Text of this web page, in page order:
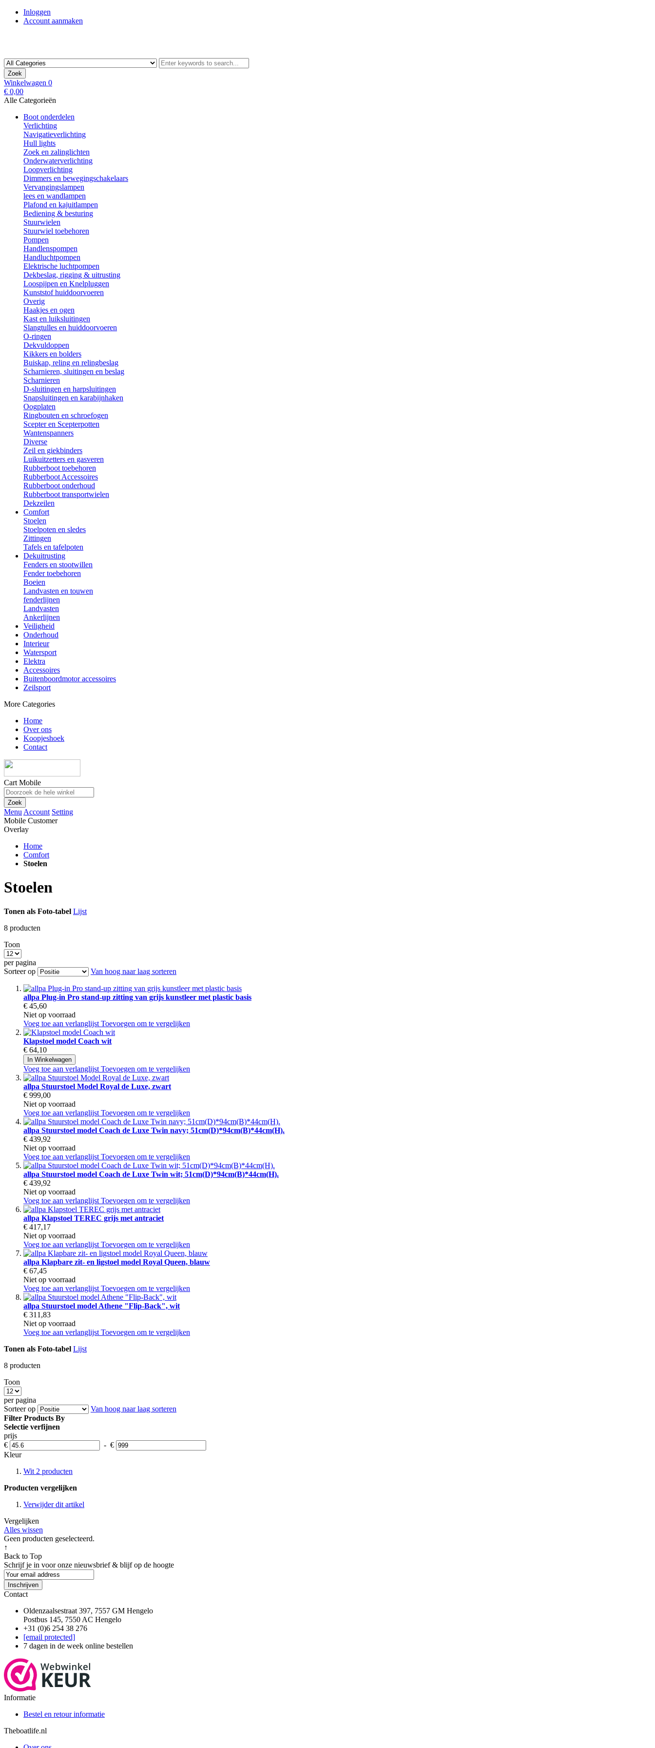
Inloggen
Account aanmaken
Zoek
Winkelwagen 0
€ 0,00
Alle Categorieën
Boot onderdelen
Verlichting
Navigatieverlichting
Hull lights
Zoek en zalinglichten
Onderwaterverlichting
Loopverlichting
Dimmers en bewegingschakelaars
Vervangingslampen
lees en wandlampen
Plafond en kajuitlampen
Bediening & besturing
Stuurwielen
Stuurwiel toebehoren
Pompen
Handlenspompen
Handluchtpompen
Elektrische luchtpompen
Dekbeslag, rigging & uitrusting
Loospijpen en Knelpluggen
Kunststof huiddoorvoeren
Overig
Haakjes en ogen
Kast en luiksluitingen
Slangtulles en huiddoorvoeren
O-ringen
Dekvuldoppen
Kikkers en bolders
Buiskap, reling en relingbeslag
Scharnieren, sluitingen en beslag
Scharnieren
D-sluitingen en harpsluitingen
Snapsluitingen en karabijnhaken
Oogplaten
Ringbouten en schroefogen
Scepter en Scepterpotten
Wantenspanners
Diverse
Zeil en giekbinders
Luikuitzetters en gasveren
Rubberboot toebehoren
Rubberboot Accessoires
Rubberboot onderhoud
Rubberboot transportwielen
Dekzeilen
Comfort
Stoelen
Stoelpoten en sledes
Zittingen
Tafels en tafelpoten
Dekuitrusting
Fenders en stootwillen
Fender toebehoren
Boeien
Landvasten en touwen
fenderlijnen
Landvasten
Ankerlijnen
Veiligheid
Onderhoud
Interieur
Watersport
Elektra
Accessoires
Buitenboordmotor accessoires
Zeilsport
More Categories
Home
Over ons
Koopjeshoek
Contact
Cart Mobile
Zoek
Menu Account Setting
Mobile Customer
Overlay
Home
Comfort
Stoelen
Stoelen
Tonen als Foto-tabel Lijst
8 producten
Toon
per pagina
Sorteer op
Van hoog naar laag sorteren
allpa Plug-in Pro stand-up zitting van grijs kunstleer met plastic basis
€ 45,60
Niet op voorraad
Voeg toe aan verlanglijst Toevoegen om te vergelijken
Klapstoel model Coach wit
€ 64,10
In Winkelwagen
Voeg toe aan verlanglijst Toevoegen om te vergelijken
allpa Stuurstoel Model Royal de Luxe, zwart
€ 999,00
Niet op voorraad
Voeg toe aan verlanglijst Toevoegen om te vergelijken
allpa Stuurstoel model Coach de Luxe Twin navy; 51cm(D)*94cm(B)*44cm(H).
€ 439,92
Niet op voorraad
Voeg toe aan verlanglijst Toevoegen om te vergelijken
allpa Stuurstoel model Coach de Luxe Twin wit; 51cm(D)*94cm(B)*44cm(H).
€ 439,92
Niet op voorraad
Voeg toe aan verlanglijst Toevoegen om te vergelijken
allpa Klapstoel TEREC grijs met antraciet
€ 417,17
Niet op voorraad
Voeg toe aan verlanglijst Toevoegen om te vergelijken
allpa Klapbare zit- en ligstoel model Royal Queen, blauw
€ 67,45
Niet op voorraad
Voeg toe aan verlanglijst Toevoegen om te vergelijken
allpa Stuurstoel model Athene "Flip-Back", wit
€ 311,83
Niet op voorraad
Voeg toe aan verlanglijst Toevoegen om te vergelijken
Tonen als Foto-tabel Lijst
8 producten
Toon
per pagina
Sorteer op
Van hoog naar laag sorteren
Filter Products By
Selectie verfijnen
prijs
€
- €
Kleur
Wit 2 producten
Producten vergelijken
Verwijder dit artikel
Vergelijken
Alles wissen
Geen producten geselecteerd.
↑
Back to Top
Schrijf je in voor onze nieuwsbrief & blijf op de hoogte
Inschrijven
Contact
Oldenzaalsestraat 397, 7557 GM Hengelo
Postbus 145, 7550 AC Hengelo
+31 (0)6 254 38 276
[email protected]
7 dagen in de week online bestellen
Informatie
Bestel en retour informatie
Theboatlife.nl